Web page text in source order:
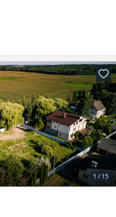
1 / 15